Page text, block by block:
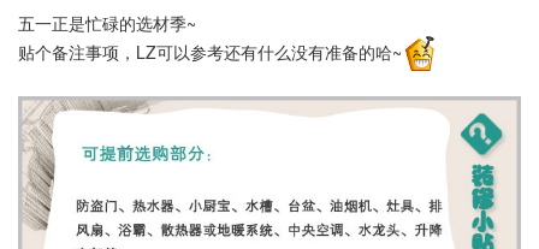
五一正是忙碌的选材季~
贴个备注事项，LZ可以参考还有什么没有准备的哈~